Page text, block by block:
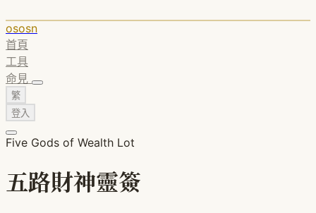
ososn
首頁
工具
命見
繁
登入
Five Gods of Wealth Lot
五路財神靈簽